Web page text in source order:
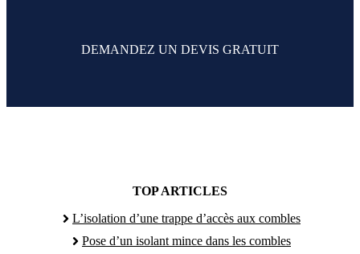
DEMANDEZ UN DEVIS GRATUIT
TOP ARTICLES
L’isolation d’une trappe d’accès aux combles
Pose d’un isolant mince dans les combles